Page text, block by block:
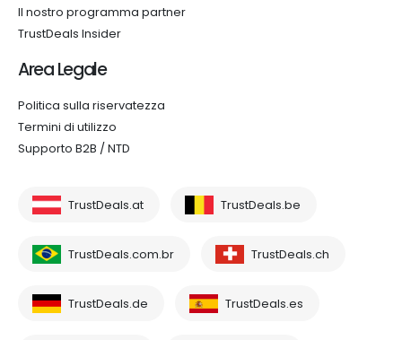
Il nostro programma partner
TrustDeals Insider
Area Legale
Politica sulla riservatezza
Termini di utilizzo
Supporto B2B / NTD
TrustDeals.at TrustDeals.be
TrustDeals.com.br TrustDeals.ch
TrustDeals.de TrustDeals.es